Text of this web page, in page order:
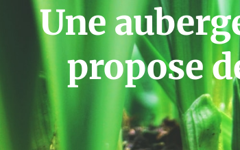
Une
propose